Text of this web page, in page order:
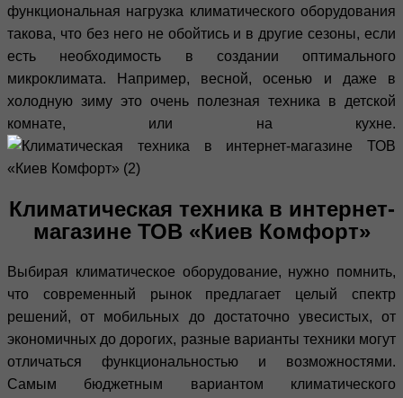
функциональная нагрузка климатического оборудования
такова, что без него не обойтись и в другие сезоны, если
есть необходимость в создании оптимального
микроклимата. Например, весной, осенью и даже в
холодную зиму это очень полезная техника в детской
комнате, или на кухне.
Климатическая техника в интернет-
магазине ТОВ «Киев Комфорт»
Выбирая климатическое оборудование, нужно помнить,
что современный рынок предлагает целый спектр
решений, от мобильных до достаточно увесистых, от
экономичных до дорогих, разные варианты техники могут
отличаться функциональностью и возможностями.
Самым бюджетным вариантом климатического